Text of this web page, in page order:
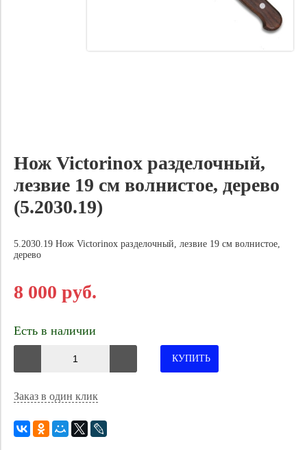
Нож Victorinox разделочный,
лезвие 19 см волнистое, дерево
(5.2030.19)
5.2030.19 Нож Victorinox разделочный, лезвие 19 см волнистое,
дерево
8 000 руб.
Есть в наличии
КУПИТЬ
Заказ в один клик